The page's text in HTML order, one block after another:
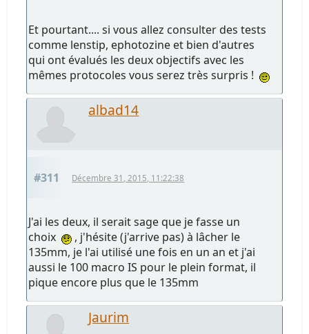
Et pourtant.... si vous allez consulter des tests
comme lenstip, ephotozine et bien d'autres
qui ont évalués les deux objectifs avec les
mêmes protocoles vous serez très surpris !
albad14
#311 Décembre 31, 2015, 11:22:38
J'ai les deux, il serait sage que je fasse un
choix
, j'hésite (j'arrive pas) à lâcher le
135mm, je l'ai utilisé une fois en un an et j'ai
aussi le 100 macro IS pour le plein format, il
pique encore plus que le 135mm
Jaurim